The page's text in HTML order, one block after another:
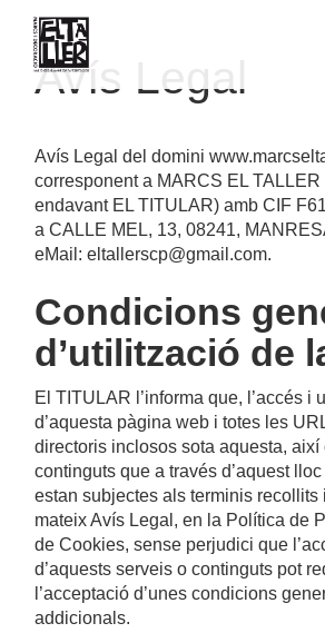
Avís Legal
Avís Legal del domini
corresponent a MARCS EL TALLER
endavant EL TITULAR) amb CIF
a CALLE MEL, 13, 08241,
eMail: eltallerscp@gmail.com.
Condicions
d’utilització de
El TITULAR l’informa que, l’accés i
d’aquesta pàgina web i totes les
directoris inclosos sota aquesta, així
continguts que a través d’aquest
estan subjectes als terminis recollits
mateix Avís Legal, en la Política de
de Cookies, sense perjudici que
d’aquests serveis o continguts pot
l’acceptació d’unes condicions
addicionals.